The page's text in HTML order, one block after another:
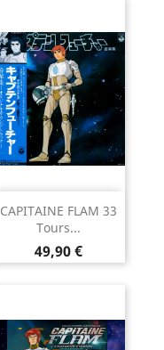
CAPITAINE FLAM 33
Tours...
Prix
49,90 €